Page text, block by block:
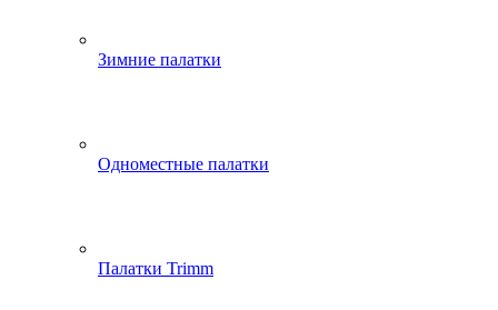
Зимние палатки
Одноместные палатки
Палатки Trimm